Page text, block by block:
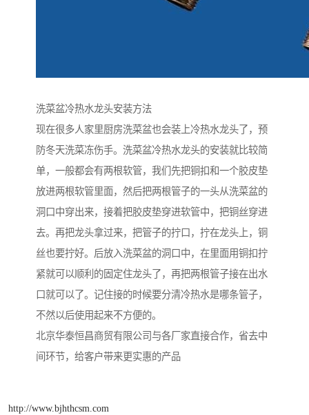
洗菜盆冷热水龙头安装方法
现在很多人家里厨房洗菜盆也会装上冷热水龙头了，预
防冬天洗菜冻伤手。洗菜盆冷热水龙头的安装就比较简
单，一般都会有两根软管，我们先把铜扣和一个胶皮垫
放进两根软管里面，然后把两根管子的一头从洗菜盆的
洞口中穿出来，接着把胶皮垫穿进软管中，把铜丝穿进
去。再把龙头拿过来，把管子的拧口，拧在龙头上，铜
丝也要拧好。后放入洗菜盆的洞口中，在里面用铜扣拧
紧就可以顺利的固定住龙头了，再把两根管子接在出水
口就可以了。记住接的时候要分清冷热水是哪条管子，
不然以后使用起来不方便的。
北京华泰恒昌商贸有限公司与各厂家直接合作，省去中
间环节，给客户带来更实惠的产品
http://www.bjhthcsm.com